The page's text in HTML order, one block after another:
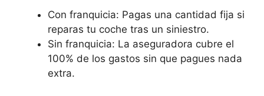
Con franquicia: Pagas una cantidad fija si
reparas tu coche tras un siniestro.
Sin franquicia: La aseguradora cubre el
100% de los gastos sin que pagues nada
extra.